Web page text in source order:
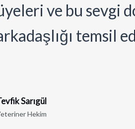
ve bu sevgi
temsil
Sarıgül
Hekim